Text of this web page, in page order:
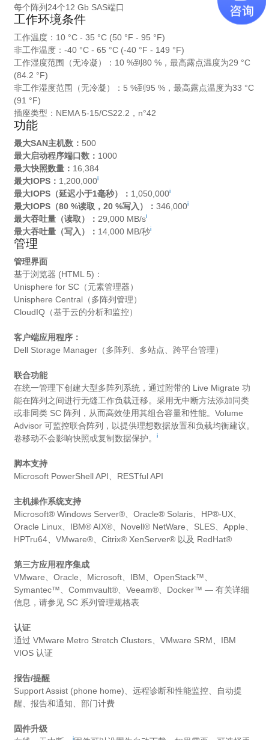
每个阵列24个12 Gb SAS端口
工作环境条件
工作温度：10 °C - 35 °C (50 °F - 95 °F)
非工作温度：-40 °C - 65 °C (-40 °F - 149 °F)
工作湿度范围（无冷凝）：10 %到80 %，最高露点温度为29 °C
(84.2 °F)
非工作湿度范围（无冷凝）：5 %到95 %，最高露点温度为33 °C
(91 °F)
插座类型：NEMA 5-15/CS22.2，n°42
功能
最大SAN主机数： 500
最大启动程序端口数： 1000
最大快照数量： 16,384
最大IOPS： 1,200,000i
最大IOPS（延迟小于1毫秒）： 1,050,000i
最大IOPS（80 %读取，20 %写入）：346,000i
最大吞吐量（读取）：29,000 MB/si
最大吞吐量（写入）： 14,000 MB/秒i
管理
管理界面
基于浏览器 (HTML 5)：
Unisphere for SC（元素管理器）
Unisphere Central（多阵列管理）
CloudIQ（基于云的分析和监控）
客户端应用程序：
Dell Storage Manager（多阵列、多站点、跨平台管理）
联合功能
在统一管理下创建大型多阵列系统，通过附带的 Live Migrate 功
能在阵列之间进行无缝工作负载迁移。采用无中断方法添加同类
或非同类 SC 阵列，从而高效使用其组合容量和性能。Volume
Advisor 可监控联合阵列，以提供理想数据放置和负载均衡建议。
卷移动不会影响快照或复制数据保护。i
脚本支持
Microsoft PowerShell API、RESTful API
主机操作系统支持
Microsoft® Windows Server®、Oracle® Solaris、HP®-UX、
Oracle Linux、IBM® AIX®、Novell® NetWare、SLES、Apple、
HPTru64、VMware®、Citrix® XenServer® 以及 RedHat®
第三方应用程序集成
VMware、Oracle、Microsoft、IBM、OpenStack™、
Symantec™、Commvault®、Veeam®、Docker™ — 有关详细
信息，请参见 SC 系列管理规格表
认证
通过 VMware Metro Stretch Clusters、VMware SRM、IBM
VIOS 认证
报告/提醒
Support Assist (phone home)、远程诊断和性能监控、自动提
醒、报告和通知、部门计费
固件升级
i